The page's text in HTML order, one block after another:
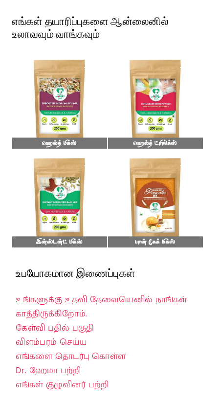
எங்கள் தயாரிப்புகளை ஆன்லைனில்
உலாவவும் வாங்கவும்
உபயோகமான இணைப்புகள்
உங்களுக்கு உதவி தேவையெனில் நாங்கள்
காத்திருக்கிறோம்.
கேள்வி பதில் பகுதி
விளம்பரம் செய்ய
எங்களை தொடர்பு கொள்ள
Dr. ஹேமா பற்றி
எங்கள் குழுவினர் பற்றி